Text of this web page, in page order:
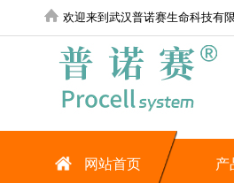
欢迎来到武汉普诺赛生命科技有
网站首页 产